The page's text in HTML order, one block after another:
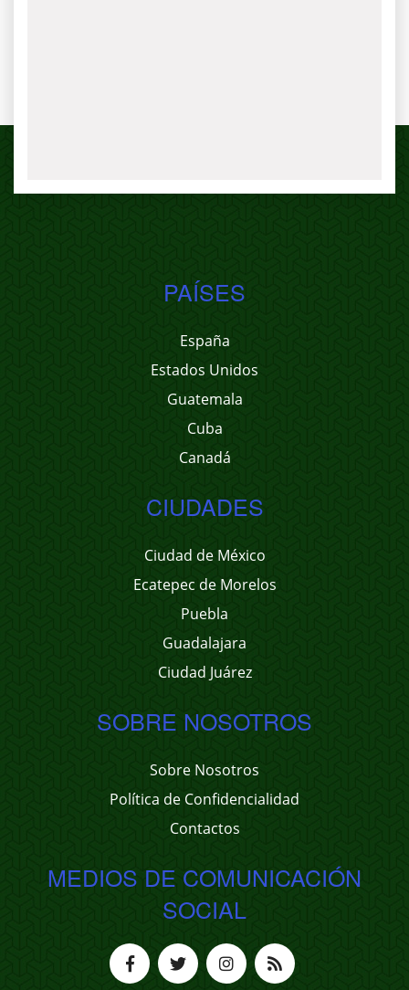
PAÍSES
España
Estados Unidos
Guatemala
Cuba
Canadá
CIUDADES
Ciudad de México
Ecatepec de Morelos
Puebla
Guadalajara
Ciudad Juárez
SOBRE NOSOTROS
Sobre Nosotros
Política de Confidencialidad
Contactos
MEDIOS DE COMUNICACIÓN
SOCIAL